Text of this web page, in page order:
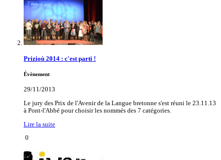
Prizioù 2014 : c'est parti !
Évènement
29/11/2013
Le jury des Prix de l'Avenir de la Langue bretonne s'est réuni le 23.11.13
à Pont-l'Abbé pour choisir les nommés des 7 catégories.
Lire la suite
0